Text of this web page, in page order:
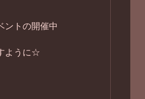
ントの開催中
ように☆